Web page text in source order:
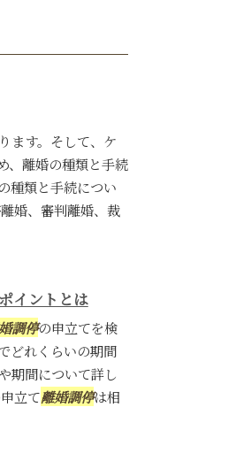
ます。そして、ケ
、離婚の種類と手続
種類と手続につい
婚、審判離婚、裁
イントとは
調停の申立てを検
どれくらいの期間
期間について詳し
立て離婚調停は相